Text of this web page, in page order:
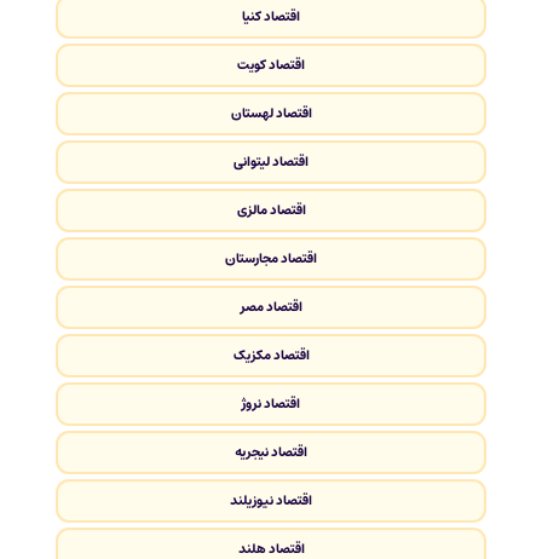
اقتصاد کنیا
اقتصاد کویت
اقتصاد لهستان
اقتصاد لیتوانی
اقتصاد مالزی
اقتصاد مجارستان
اقتصاد مصر
اقتصاد مکزیک
اقتصاد نروژ
اقتصاد نیجریه
اقتصاد نیوزیلند
اقتصاد هلند